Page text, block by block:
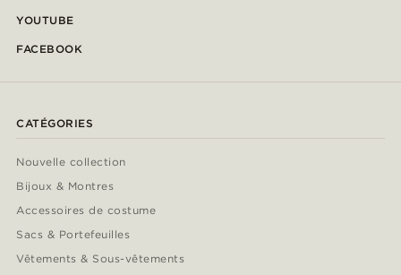
YOUTUBE
FACEBOOK
CATÉGORIES
Nouvelle collection
Bijoux & Montres
Accessoires de costume
Sacs & Portefeuilles
Vêtements & Sous-vêtements